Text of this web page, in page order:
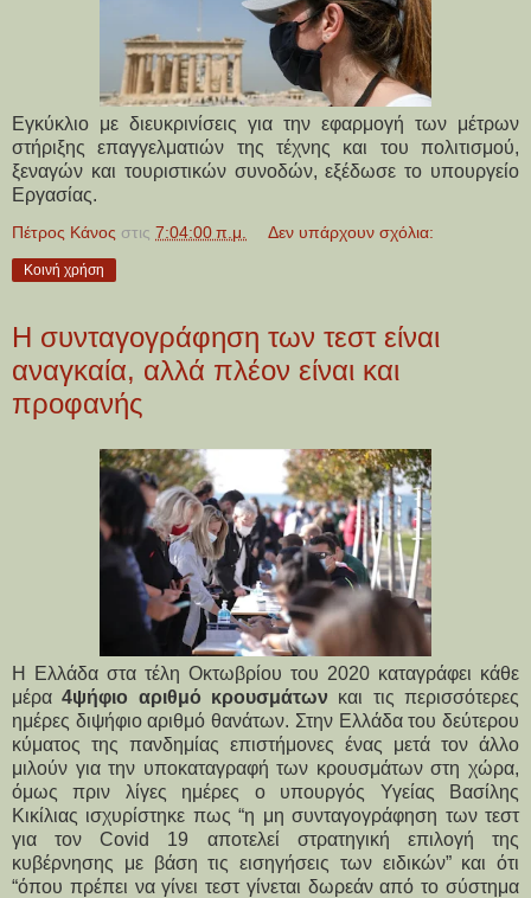
Εγκύκλιο με διευκρινίσεις για την εφαρμογή των μέτρων
στήριξης επαγγελματιών της τέχνης και του πολιτισμού,
ξεναγών και τουριστικών συνοδών, εξέδωσε το υπουργείο
Εργασίας.
Πέτρος Κάνος στις 7:04:00 π.μ. Δεν υπάρχουν σχόλια:
Κοινή χρήση
Η συνταγογράφηση των τεστ είναι
αναγκαία, αλλά πλέον είναι και
προφανής
Η Ελλάδα στα τέλη Οκτωβρίου του 2020 καταγράφει κάθε
μέρα4ψήφιο αριθμό κρουσμάτων και τις περισσότερες
ημέρες διψήφιο αριθμό θανάτων. Στην Ελλάδα του δεύτερου
κύματος της πανδημίας επιστήμονες ένας μετά τον άλλο
μιλούν για την υποκαταγραφή των κρουσμάτων στη χώρα,
όμως πριν λίγες ημέρες ο υπουργός Υγείας Βασίλης
Κικίλιας ισχυρίστηκε πως “η μη συνταγογράφηση των τεστ
για τον Covid 19 αποτελεί στρατηγική επιλογή της
κυβέρνησης με βάση τις εισηγήσεις των ειδικών” και ότι
“όπου πρέπει να γίνει τεστ γίνεται δωρεάν από το σύστημα